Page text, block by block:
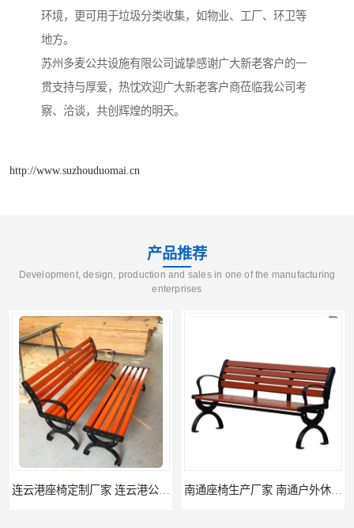
环境，更可用于垃圾分类收集，如物业、工厂、环卫等
地方。
苏州多麦公共设施有限公司诚挚感谢广大新老客户的一
贯支持与厚爱，热忱欢迎广大新老客户商莅临我公司考
察、洽谈，共创辉煌的明天。
http://www.suzhouduomai.cn
产品推荐
Development, design, production and sales in one of the manufacturing
enterprises
连云港座椅定制厂家 连云港公园座椅制品厂 连云港景区休闲座椅定做价格 南通座椅生产厂家 南通户外休闲椅制品厂 南通公园座椅定制价格